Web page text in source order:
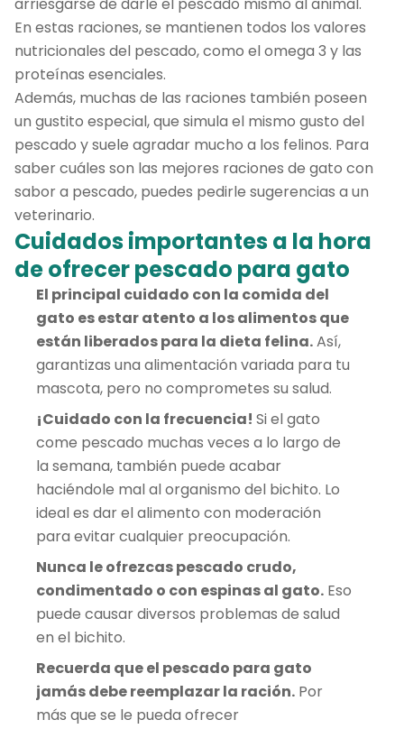
En estas raciones, se mantienen todos los valores
nutricionales del pescado, como el omega 3 y las
proteínas esenciales.
Además, muchas de las raciones también poseen
un gustito especial, que simula el mismo gusto del
pescado y suele agradar mucho a los felinos. Para
saber cuáles son las mejores raciones de gato con
sabor a pescado, puedes pedirle sugerencias a un
veterinario.
Cuidados importantes a la hora
de ofrecer pescado para gato
El principal cuidado con la comida del
gato es estar atento a los alimentos que
están liberados para la dieta felina.Así,
garantizas una alimentación variada para tu
mascota, pero no comprometes su salud.
¡Cuidado con la frecuencia! Si el gato
come pescado muchas veces a lo largo de
la semana, también puede acabar
haciéndole mal al organismo del bichito. Lo
ideal es dar el alimento con moderación
para evitar cualquier preocupación.
Nunca le ofrezcas pescado crudo,
condimentado o con espinas al gato. Eso
puede causar diversos problemas de salud
en el bichito.
Recuerda que el pescado para gato
jamás debe reemplazar la ración. Por
más que se le pueda ofrecer